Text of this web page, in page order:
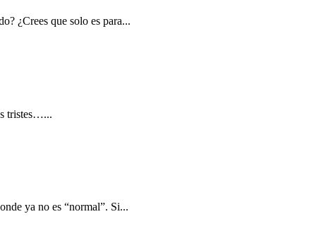
¿Crees que solo es para...
tristes…...
ya no es “normal”. Si...